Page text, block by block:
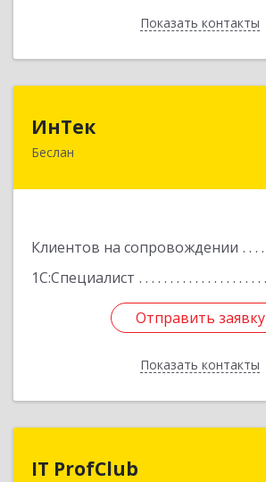
Показать контакты
Назад
ИнТек
Беслан
Клиентов на сопровождении
1С:Специалист
Отправить заявку
Показать контакты
Отправить заявку
Назад
IT ProfClub